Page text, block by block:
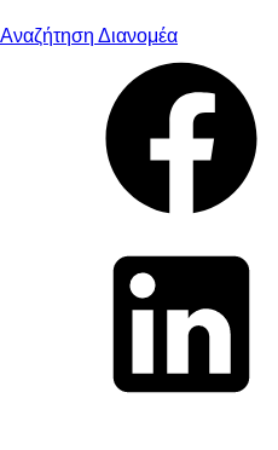
Αναζήτηση Διανομέα